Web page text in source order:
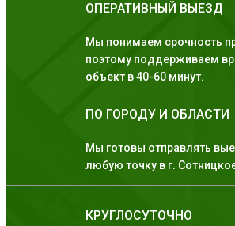
ОПЕРАТИВНЫЙ ВЫЕЗД
Мы понимаем срочность
поэтому поддерживаем
объект в 40-60 минут.
ПО ГОРОДУ И ОБЛАСТИ
Мы готовы отправлять
любую точку в г.
КРУГЛОСУТОЧНО